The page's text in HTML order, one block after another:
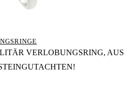
VERLOBUNGSRING, AUS Ö